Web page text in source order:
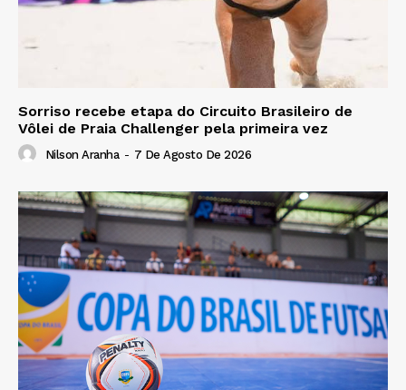
Sorriso recebe etapa do Circuito Brasileiro de
Vôlei de Praia Challenger pela primeira vez
Nilson Aranha - 7 De Agosto De 2026